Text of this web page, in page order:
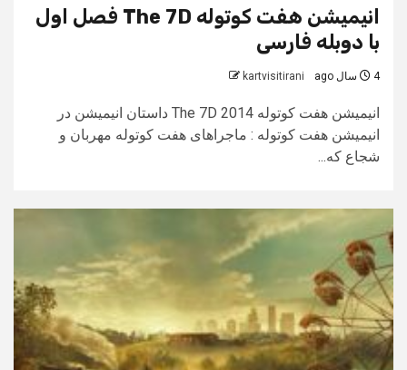
انیمیشن هفت کوتوله The 7D فصل اول
با دوبله فارسی
4 سال ago kartvisitirani
انیمیشن هفت کوتوله The 7D 2014 داستان انیمیشن در
انیمیشن هفت کوتوله : ماجراهای هفت کوتوله مهربان و
شجاع که...